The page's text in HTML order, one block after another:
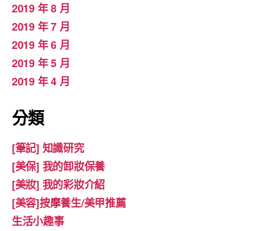
2019 年 8 月
2019 年 7 月
2019 年 6 月
2019 年 5 月
2019 年 4 月
分類
[筆記] 知識研究
[美保] 我的卸妝保養
[美妝] 我的彩妝介紹
[美容]按摩養生/美甲推薦
生活小趣事